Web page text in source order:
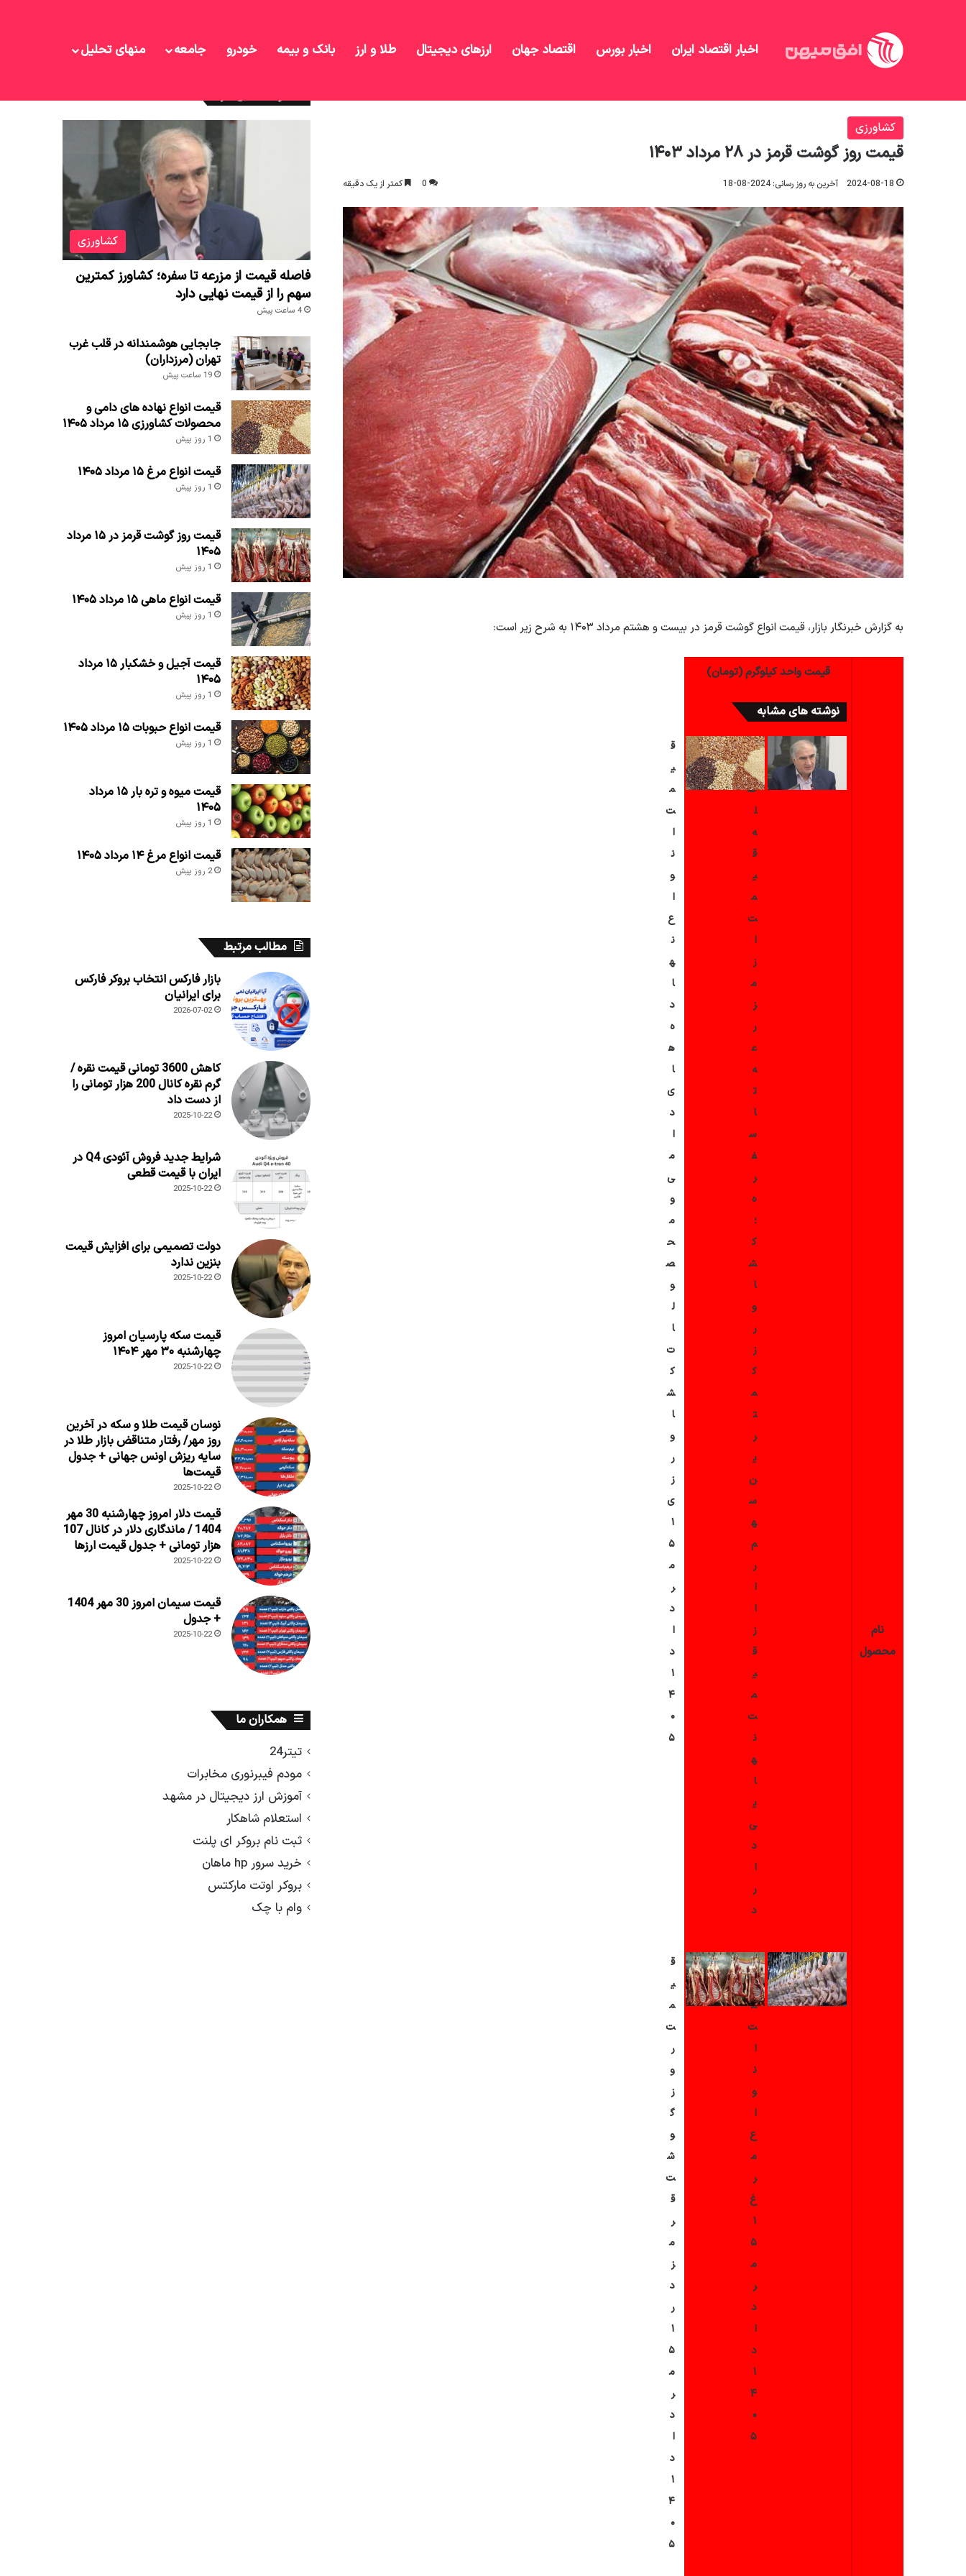
اخبار اقتصاد ایران اخبار بورس اقتصاد جهان ارزهای دیجیتال طلا و ارز بانک و بیمه خودرو جامعه منهای تحلیل
کشاورزی
قیمت روز گوشت قرمز در ۲۸ مرداد ۱۴۰۳
2024-08-18 آخرین به روز رسانی: 2024-08-18 0 کمتر از یک دقیقه
به گزارش خبرنگار بازار، قیمت انواع گوشت قرمز در بیست و هشتم مرداد ۱۴۰۳ به شرح زیر است:
نام
محصول
قیمت واحد کیلوگرم (تومان)
نوشته های مشابه
ف
ا
ص
ل
ه
ق
ی
م
ت
ا
ز
م
ز
ر
ع
ه
ت
ا
س
ف
ر
ه
؛
ک
ش
ا
و
ر
ز
ک
م
ت
ر
ی
ن
س
ه
م
ر
ا
ا
ز
ق
ی
م
ت
ن
ه
ا
ی
ی
د
ا
ر
د
ق
ی
م
ت
ا
ن
و
ا
ع
ن
ه
ا
د
ه
ه
ا
ی
د
ا
م
ی
و
م
ح
ص
و
ل
ا
ت
ک
ش
ا
و
ر
ز
ی
۱
۵
م
ر
د
ا
د
۱
۴
۰
۵
ق
ی
م
ت
ا
ن
و
ا
ع
م
ر
غ
۱
۵
م
ر
د
ا
د
۱
۴
۰
۵
ق
ی
م
ت
ر
و
ز
گ
و
ش
ت
ق
ر
م
ز
د
ر
۱
۵
م
ر
د
ا
د
۱
۴
۰
۵
کشاورزی
فاصله قیمت از مزرعه تا سفره؛ کشاورز کمترین
سهم را از قیمت نهایی دارد
4 ساعت پیش
جابجایی هوشمندانه در قلب غرب
تهران (مرزداران)
19 ساعت پیش
قیمت انواع نهاده های دامی و
محصولات کشاورزی ۱۵ مرداد ۱۴۰۵
1 روز پیش
قیمت انواع مرغ ۱۵ مرداد ۱۴۰۵
1 روز پیش
قیمت روز گوشت قرمز در ۱۵ مرداد
۱۴۰۵
1 روز پیش
قیمت انواع ماهی ۱۵ مرداد ۱۴۰۵
1 روز پیش
قیمت آجیل و خشکبار ۱۵ مرداد
۱۴۰۵
1 روز پیش
قیمت انواع حبوبات ۱۵ مرداد ۱۴۰۵
1 روز پیش
قیمت میوه و تره بار ۱۵ مرداد
۱۴۰۵
1 روز پیش
قیمت انواع مرغ ۱۴ مرداد ۱۴۰۵
2 روز پیش
مطالب مرتبط
بازار فارکس انتخاب بروکر فارکس
برای ایرانیان
2026-07-02
کاهش 3600 تومانی قیمت نقره /
گرم نقره کانال 200 هزار تومانی را
از دست داد
2025-10-22
شرایط جدید فروش آئودی Q4 در
ایران با قیمت قطعی
2025-10-22
دولت تصمیمی برای افزایش قیمت
بنزین ندارد
2025-10-22
قیمت سکه پارسیان امروز
چهارشنبه ۳۰ مهر ۱۴۰۴
2025-10-22
نوسان قیمت طلا و سکه در آخرین
روز مهر/ رفتار متناقض بازار طلا در
سایه ریزش اونس جهانی + جدول
قیمت‌ها
2025-10-22
قیمت دلار امروز چهارشنبه 30 مهر
1404 / ماندگاری دلار در کانال 107
هزار تومانی + جدول قیمت ارزها
2025-10-22
قیمت سیمان امروز 30 مهر 1404
+ جدول
2025-10-22
همکاران ما
تیتر24
مودم فیبرنوری مخابرات
آموزش ارز دیجیتال در مشهد
استعلام شاهکار
ثبت نام بروکر ای پلنت
خرید سرور hp ماهان
بروکر اوتت مارکتس
وام با چک